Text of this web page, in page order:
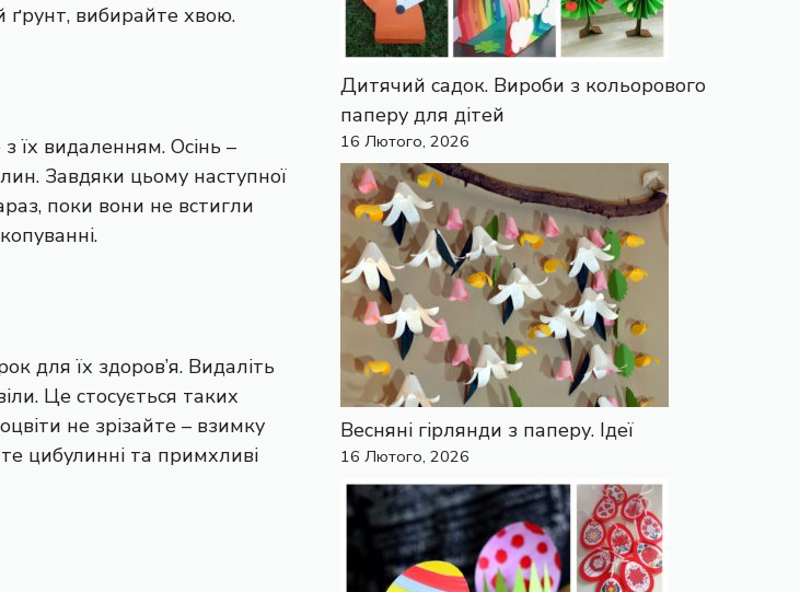
ґрунт, вибирайте хвою.
їх видаленням. Осінь –
Завдяки цьому наступної
поки вони не встигли
для їх здоров’я. Видаліть
Це стосується таких
не зрізайте – взимку
цибулинні та примхливі
Дитячий садок. Вироби з кольорового
паперу для дітей
16 Лютого, 2026
Весняні гірлянди з паперу. Ідеї
16 Лютого, 2026